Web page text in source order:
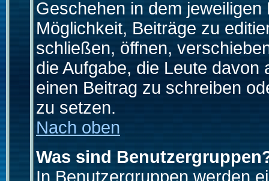
Geschehen in dem
Möglichkeit, Beiträge zu
schließen, öffnen,
die Aufgabe, die Leute
einen Beitrag zu schreiben
zu setzen.
Nach oben
Was sind
In Benutzergruppen werden